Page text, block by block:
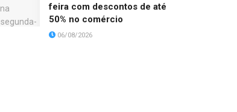
feira com descontos de até
50% no comércio
06/08/2026